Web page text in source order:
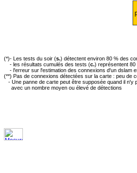
(*)- Les tests du soir (s.) détectent environ 80 % des
- les résultats cumulés des tests (c.) représentent 80
- l'erreur sur l'estimation des connexions d'un dslam
(**) Pas de connexions détectées sur la carte : peu de
- Une panne de carte peut être supposée quand il
avec un nombre moyen ou élevé de détections